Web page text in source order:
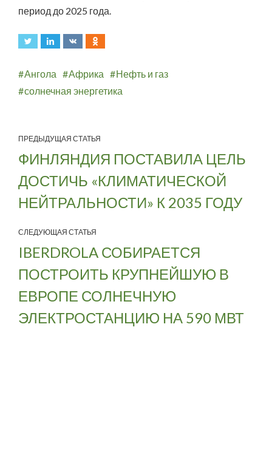
период до 2025 года.
Ангола Африка
Нефть и газ
солнечная энергетика
ПРЕДЫДУЩАЯ СТАТЬЯ
ФИНЛЯНДИЯ ПОСТАВИЛА ЦЕЛЬ
ДОСТИЧЬ «КЛИМАТИЧЕСКОЙ
НЕЙТРАЛЬНОСТИ» К 2035 ГОДУ
СЛЕДУЮЩАЯ СТАТЬЯ
IBERDROLA СОБИРАЕТСЯ
ПОСТРОИТЬ КРУПНЕЙШУЮ В
ЕВРОПЕ СОЛНЕЧНУЮ
ЭЛЕКТРОСТАНЦИЮ НА 590 МВТ